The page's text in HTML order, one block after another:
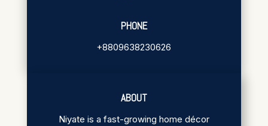
PHONE
+8809638230626
ABOUT
Niyate is a fast-growing home décor